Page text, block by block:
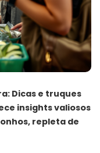
Dicas e truques
insights valiosos
repleta de